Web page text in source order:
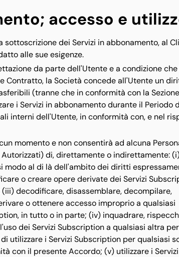
accesso e
dei Servizi in abbonamento, al
alle sue esigenze.
da parte dell'Utente e a condizione
la Società concede all'Utente un
(tranne che in conformità con la
i Servizi in abbonamento durante il Periodo
interni dell'Utente, in conformità con, e nel
momento e non consentirà ad alcuna
di, direttamente o indirettamente:
modo al di là dell'ambito dei diritti
o creare opere derivate dei Servizi
decodificare, disassemblare, decompilare,
o ottenere accesso improprio a qualsiasi
in tutto o in parte; (iv) inquadrare,
dei Servizi Subscription a qualsiasi altra
utilizzare i Servizi Subscription per qualsiasi
con il presente Accordo; (v) utilizzare i Servizi